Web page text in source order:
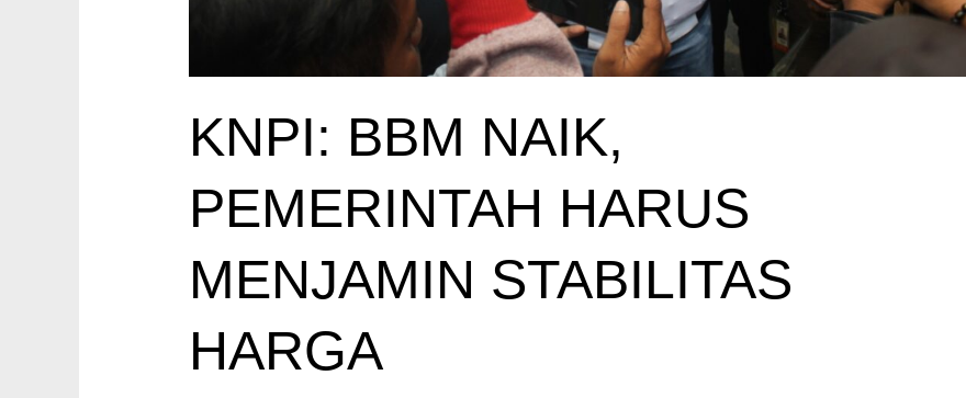
KNPI: BBM NAIK,
PEMERINTAH HARUS
MENJAMIN STABILITAS
HARGA